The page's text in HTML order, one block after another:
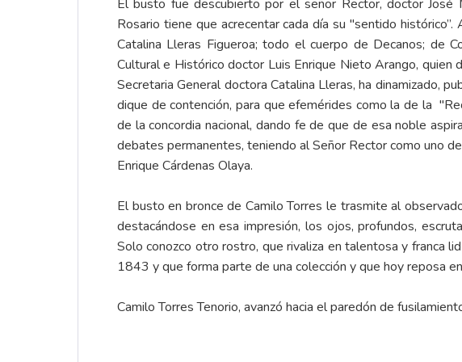
El busto fue descubierto por el señor Rector, doctor José
Rosario tiene que acrecentar cada día su "sentido
Catalina Lleras Figueroa; todo el cuerpo de Decanos; de
Cultural e Histórico doctor Luis Enrique Nieto Arango,
Secretaria General doctora Catalina Lleras, ha dinamizado,
dique de contención, para que efemérides como la de la
de la concordia nacional, dando fe de que de esa noble
debates permanentes, teniendo al Señor Rector como uno
Enrique Cárdenas Olaya.
El busto en bronce de Camilo Torres le trasmite al
destacándose en esa impresión, los ojos, profundos,
Solo conozco otro rostro, que rivaliza en talentosa y franca
1843 y que forma parte de una colección y que hoy reposa
Camilo Torres Tenorio, avanzó hacia el paredón de